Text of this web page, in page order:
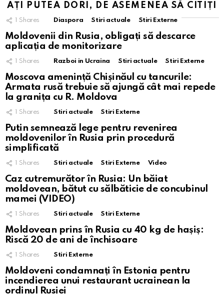
AȚI PUTEA DORI, DE ASEMENEA SĂ CITIȚI
1 Shares Diaspora Stiri actuale Stiri Externe
Moldovenii din Rusia, obligați să descarce
aplicația de monitorizare
1 Shares Razboi in Ucraina Stiri actuale Stiri Externe
Moscova amenință Chișinăul cu tancurile:
Armata rusă trebuie să ajungă cât mai repede
la granița cu R. Moldova
1 Shares Stiri actuale Stiri Externe
Putin semnează lege pentru revenirea
moldovenilor în Rusia prin procedură
simplificată
1 Shares Stiri actuale Stiri Externe Video
Caz cutremurător în Rusia: Un băiat
moldovean, bătut cu sălbăticie de concubinul
mamei (VIDEO)
1 Shares Stiri actuale Stiri Externe
Moldovean prins în Rusia cu 40 kg de hașiș:
Riscă 20 de ani de închisoare
1 Shares Stiri Externe
Moldoveni condamnați în Estonia pentru
incendierea unui restaurant ucrainean la
ordinul Rusiei